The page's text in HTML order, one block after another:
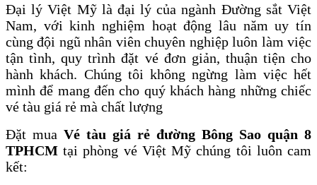
Đại lý Việt Mỹ là đại lý của ngành Đường sắt Việt
Nam, với kinh nghiệm hoạt động lâu năm uy tín
cùng đội ngũ nhân viên chuyên nghiệp luôn làm việc
tận tình, quy trình đặt vé đơn giản, thuận tiện cho
hành khách. Chúng tôi không ngừng làm việc hết
mình để mang đến cho quý khách hàng những chiếc
vé tàu giá rẻ mà chất lượng
Đặt mua Vé tàu giá rẻ đường Bông Sao quận 8
TPHCM tại phòng vé Việt Mỹ chúng tôi luôn cam
kết: